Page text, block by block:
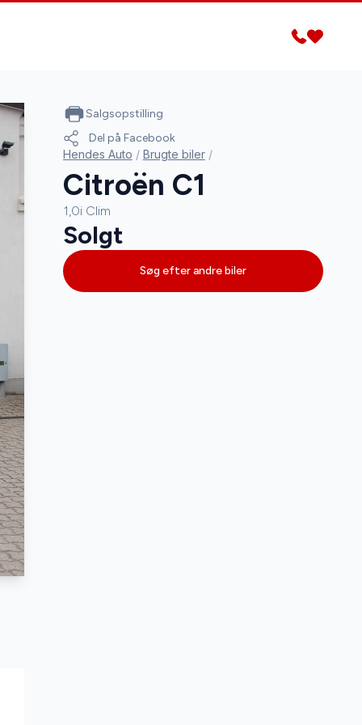
Salgsopstilling
Del på Facebook
Hendes Auto / Brugte biler /
Citroën C1
1,0i Clim
Solgt
Søg efter andre biler